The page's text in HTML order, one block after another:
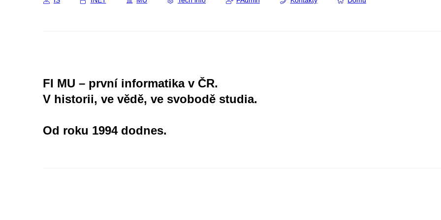
FI MU – první informatika v ČR.
V historii, ve vědě, ve svobodě studia.
Od roku 1994 dodnes.